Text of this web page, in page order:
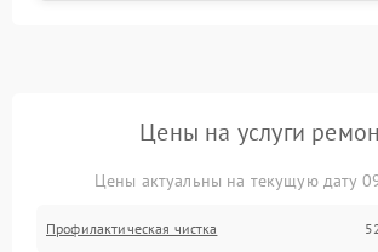
Цены на услуги
Цены актуальны на текущую дату
Профилактическая чистка